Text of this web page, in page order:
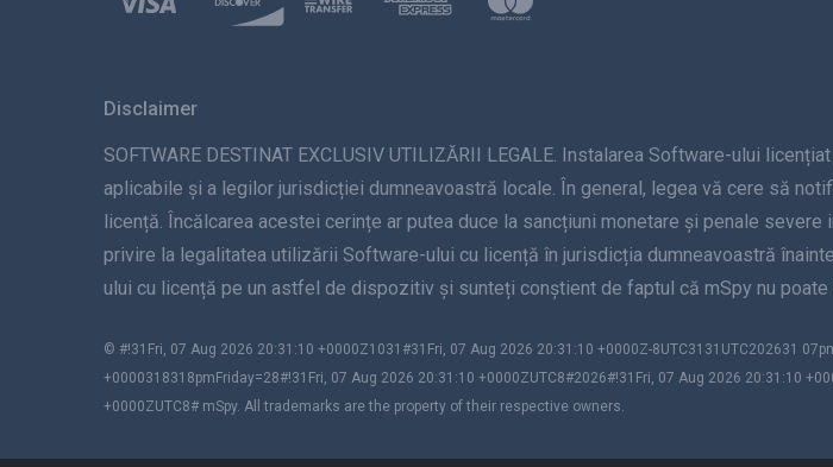
Disclaimer
SOFTWARE DESTINAT EXCLUSIV UTILIZĂRII LEGALE. Instalarea Software-ului
aplicabile și a legilor jurisdicției dumneavoastră locale. În general, legea vă cere să
licență. Încălcarea acestei cerințe ar putea duce la sancțiuni monetare și penale
privire la legalitatea utilizării Software-ului cu licență în jurisdicția dumneavoastră
ului cu licență pe un astfel de dispozitiv și sunteți conștient de faptul că mSpy nu poate
© #!31Fri, 07 Aug 2026 20:31:10 +0000Z1031#31Fri, 07 Aug 2026 20:31:10 +0000Z-8UTC3131UTC202631
+0000318318pmFriday=28#!31Fri, 07 Aug 2026 20:31:10 +0000ZUTC8#2026#!31Fri, 07 Aug 2026 20:31:10
+0000ZUTC8# mSpy. All trademarks are the property of their respective owners.